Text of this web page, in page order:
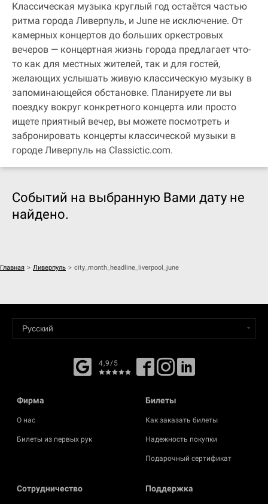
Классическая музыка круглый год остаётся частью
ритма города Ливерпуль, и June не исключение. От
камерных концертов до больших оркестровых
вечеров — концертная жизнь города предлагает что-
то как для местных жителей, так и для гостей,
желающих услышать живую классическую музыку в
запоминающейся обстановке. Планируете ли вы
поездку вокруг конкретного концерта или просто
ищете приятный вечер, вы можете посмотреть и
забронировать концерты классической музыки в
городе Ливерпуль на Classictic.com.
Событий на выбранную Вами дату не
найдено.
Главная > Ливерпуль > city_month_headline_liverpool_june
4,9/5
Фирма
О нас
Билеты из первых рук
Билеты
Как заказать билеты
Надежность покупки
Подарочный сертификат
Cотрудничество Поддержка